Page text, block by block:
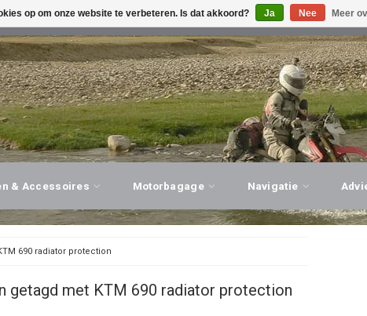
ADVIES, PERSOONLIJKE SERVICE! BEZOEK ONZE
& Accessoires Motorbagage Navigatie
690 radiator protection
getagd met KTM 690 radiator protection
op om onze website te verbeteren. Is dat akkoord? Ja Nee Meer